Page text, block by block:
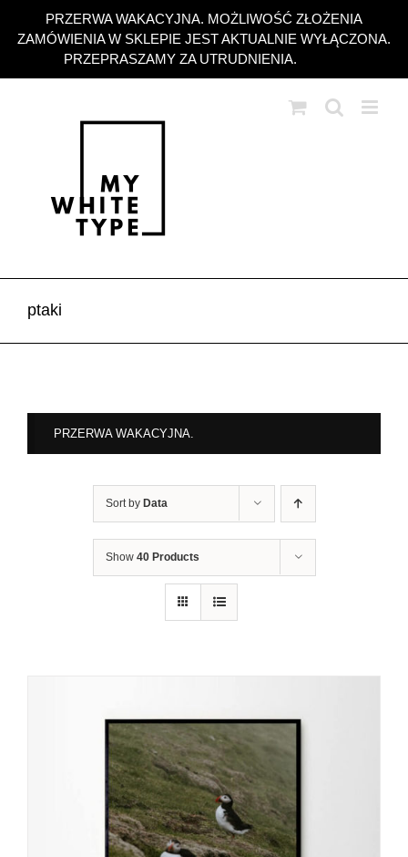
PRZERWA WAKACYJNA. MOŻLIWOŚĆ ZŁOŻENIA
ZAMÓWIENIA W SKLEPIE JEST AKTUALNIE WYŁĄCZONA.
PRZEPRASZAMY ZA UTRUDNIENIA.
zawartości
ptaki
PRZERWA WAKACYJNA.
Sort by Data
Show 40 Products